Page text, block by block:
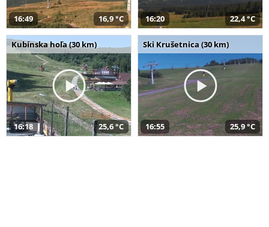
16:49 16,9 °C 16:20 22,4 °C
Kubínska hoľa (30 km)
16:18 25,6 °C
Ski Krušetnica (30 km)
16:55 25,9 °C